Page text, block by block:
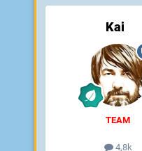
Kai
TEAM
4,8k